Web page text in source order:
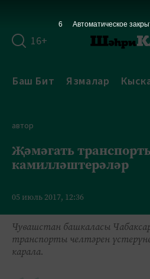
16+
Баш Бит Язмалар
автор
Җәмәгать
камилләштерәләр
05 июль 2017, 12:36
Чувашстан башкаласы
транспорты челтәрен
карала.
6 Автоматическое